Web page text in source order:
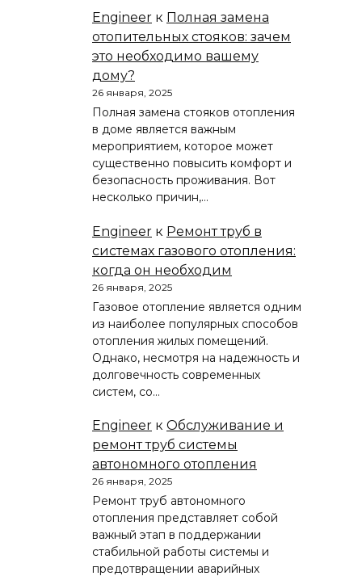
Engineer к Полная замена
отопительных стояков: зачем
это необходимо вашему
дому?
26 января, 2025
Полная замена стояков отопления
в доме является важным
мероприятием, которое может
существенно повысить комфорт и
безопасность проживания. Вот
несколько причин,…
Engineer к Ремонт труб в
системах газового отопления:
когда он необходим
26 января, 2025
Газовое отопление является одним
из наиболее популярных способов
отопления жилых помещений.
Однако, несмотря на надежность и
долговечность современных
систем, со…
Engineer к Обслуживание и
ремонт труб системы
автономного отопления
26 января, 2025
Ремонт труб автономного
отопления представляет собой
важный этап в поддержании
стабильной работы системы и
предотвращении аварийных